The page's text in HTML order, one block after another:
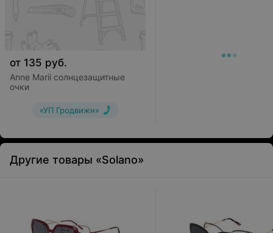
от 135 руб.
Anne Marii солнцезащитные
очки
«УП Гродвижн»
Другие товары «Solano»